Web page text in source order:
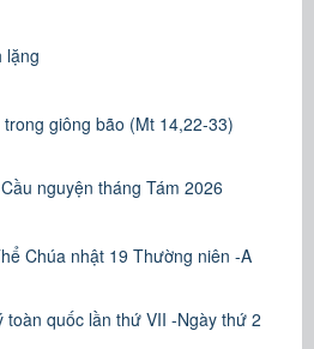
lặng
giông bão (Mt 14,22-33)
nguyện tháng Tám 2026
Chúa nhật 19 Thường niên -A
toàn quốc lần thứ VII -Ngày thứ 2